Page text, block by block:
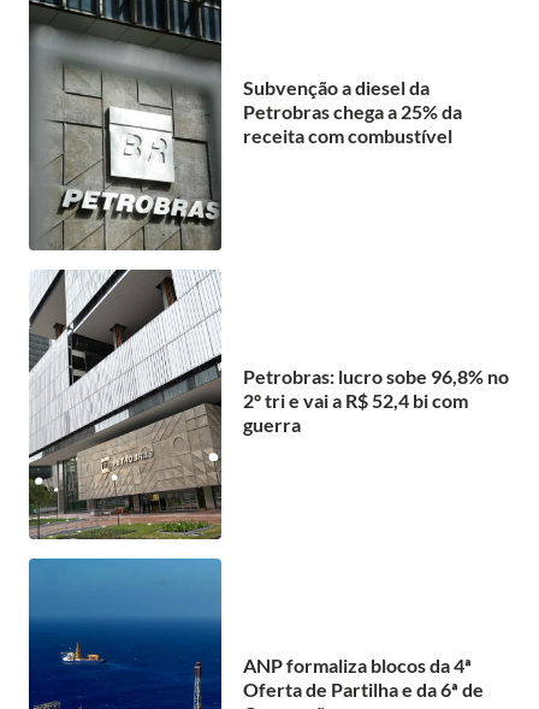
Subvenção a diesel da
Petrobras chega a 25% da
receita com combustível
Petrobras: lucro sobe 96,8% no
2º tri e vai a R$ 52,4 bi com
guerra
ANP formaliza blocos da 4ª
Oferta de Partilha e da 6ª de